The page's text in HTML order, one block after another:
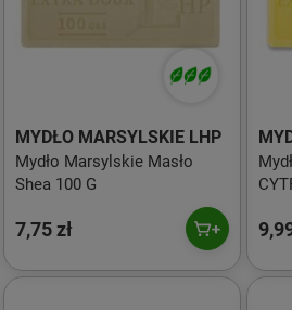
MYDŁO MARSYLSKIE LHP
Mydło Marsylskie Masło
Shea 100 G
7,75 zł